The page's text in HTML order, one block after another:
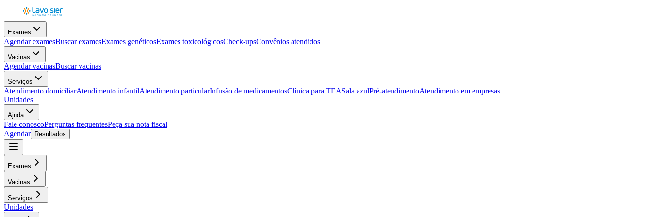
Exames
Agendar examesBuscar examesExames genéticosExames toxicológicosCheck-upsConvênios atendidos
Vacinas
Agendar vacinasBuscar vacinas
Serviços
Atendimento domiciliarAtendimento infantilAtendimento particularInfusão de medicamentosClínica para TEASala azulPré-atendimentoAtendimento em empresas
Unidades
Ajuda
Fale conoscoPerguntas frequentesPeça sua nota fiscal
Agendar
Resultados
Exames
Vacinas
Serviços
Unidades